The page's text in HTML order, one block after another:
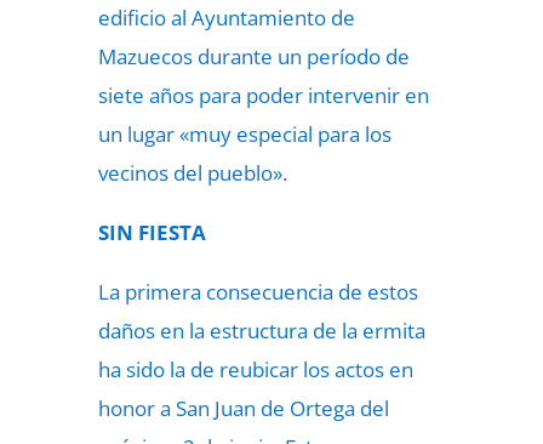
edificio al Ayuntamiento de
Mazuecos durante un período de
siete años para poder intervenir en
un lugar «muy especial para los
vecinos del pueblo».
SIN FIESTA
La primera consecuencia de estos
daños en la estructura de la ermita
ha sido la de reubicar los actos en
honor a San Juan de Ortega del